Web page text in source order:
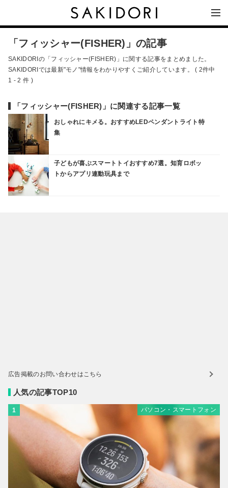
「フィッシャー(FISHER)」の記事
SAKIDORIの「フィッシャー(FISHER)」に関する記事をまとめました。
SAKIDORIでは最新"モノ"情報をわかりやすくご紹介しています。 ( 2件中
1 - 2 件 )
「フィッシャー(FISHER)」に関連する記事一覧
おしゃれにキメる。おすすめLEDペンダントライト特
集
子どもが喜ぶスマートトイおすすめ7選。知育ロボッ
トからアプリ連動玩具まで
広告掲載のお問い合わせはこちら
人気の記事TOP10
1 パソコン・スマートフォン